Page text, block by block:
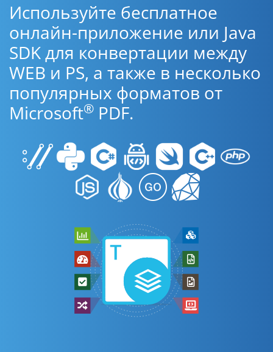
Используйте бесплатное
онлайн-приложение или Java
SDK для конвертации между
WEB и PS, а также в несколько
популярных форматов от
Microsoft® PDF.